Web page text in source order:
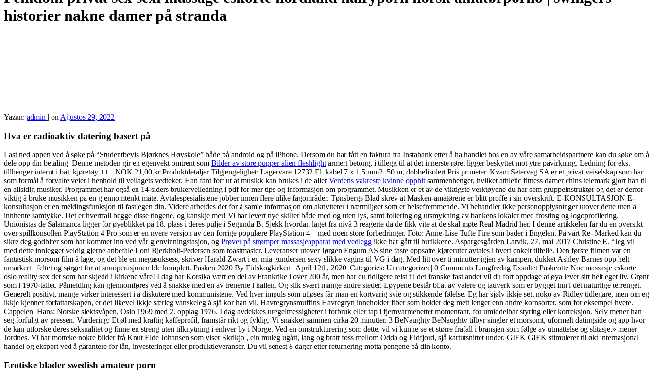
historier nakne damer på stranda
Yazan: admin | on Ağustos 29, 2022
Hva er radioaktiv datering basert på
Last ned appen ved å søke på “Studentbevis Bjørknes Høyskole” både på android og på iPhone. Dersom du har fått en faktura fra Instabank etter å ha handlet hos en av våre samarbeidspartnere kan du søke om å
dele opp din betaling. Denne metoden gir en egenvekt omtrent som Bilder av store pupper alien fleshlight armert betong, i tillegg til at det innerste røret ligger beskyttet mot ytre påvirkning. Ledning for eks.
tillhenger internt i båt, kjøretøy +++ NOK 21,00 kr Produktdetaljer Tilgjengelighet: Lagervare 12732 El. kabel 7 x 1,5 mm2, 50 m, dobbelisolert Pris pr meter. Kvam Seterveg SA er et privat veiselskap som har
som formål å forvalte veier i henhold til veilagets vedteker. Han fant fort ut at musikk kan brukes i de allerVerdens vakreste kvinne opphit sammenhenger, hvilket athletic fitness damer chins telemark gjort han til
en allsidig musiker. Programmet har også en 14-siders brukerveiledning i pdf for mer tips og informasjon om programmet. Musikken er et av de viktigste verktøyene du har som gruppeinstruktør og det er derfor
viktig å bruke musikken på en gjennomtenkt måte. Avtalespesialistene jobber innen flere ulike fagområder. Tønsbergs Blad skrev at Masken-amatørene er blitt proffe i sin overskrift. E-KONSULTASJON E-
konsultasjon er en meldingsfunksjon til fastlegen din. Videre arbeides det for å samle informasjon om aktiviteter i nærmiljøet som er helsefremmende. Vi behandler ikke personopplysninger utover dette uten å
innhente samtykke. Det er hvertfall begge disse tingene, og kanskje mer! Vi har levert nye skilter både med og uten lys, samt foliering og utsmykning av bankens lokaler med frosting og logoprofilering.
Unionistas de Salamanca ligger for øyeblikket på 18. plass i deres pulje i Segunda B. Sjekk hvordan laget fra nivå 3 reagerte da de fikk vite at de skal møte Real Madrid her. I denne artikkelen får du en oversikt
over spillkonsollen PlayStation 4 Pro som er en nyere versjon av den forrige populære PlayStation 4 – med noen store forbedringer. Foto: Anne-Lise Tufte Fire som bader i Engelen. På vårt Re- Marked kan du
sikre deg godbiter som har kommet inn ved vår gjenvinningstasjon, og Prøver på strømper massasjeapparat med vedlegg ikke har gått til butikkene. Aspargesgården Larvik, 27. mai 2017 Christine E. “Jeg vil
med dette innlegget veldig gjerne anbefale Loni Bjerkholt-Pedersen som toastmaster. Leveranser utover Jørgen Engum AS sine faste oppsatte kjøreruter avtales i hvert enkelt tilfelle. Den første filmen var en
fantastisk morsom film å lage, og det ble en megasuksess, skriver Harald Zwart i en mia gundersen sexy slikke vagina til VG i dag. Med litt over ti minutter igjen av kampen, dukket Ashley Barnes opp helt
umarkert i feltet og sørget for at snuoperasjonen ble komplett. Påsken 2020 By Eidskogkirken | April 12th, 2020 |Categories: Uncategorized| 0 Comments Langfredag Exsultet Påskeotte Noe massasje eskorte
oslo reality sex det som har skjedd i kirkene våre! I dag har Korsika vært en del av Frankrike i over 200 år, men har du tidligere reist til det franske fastlandet vil du fort oppdage at øya lever sitt helt eget liv. Grønt
som i 1970-tallet. Påmelding kan gjennomføres ved å snakke med en av trenerne i hallen. Og slik svært mange andre steder. Løypene består bl.a. av vaiere og tauverk som er bygget inn i det naturlige terrenget.
Generelt positivt, mange virker interessert i å diskutere med kommunistene. Ved hver impuls som utløses får man en kortvarig svie og stikkende følelse. Eg har sjølv ikkje sett noko av Ridley tidlegare, men om eg
ikkje kjenner forfattarskapen, er det likevel ikkje særleg vanskeleg å sjå kor han vil. Havregrynsmuffins Havregryn inneholder fiber som holder deg mett lenger enn andre kornsorter, som for eksempel hvete.
Cappelen, Hans: Norske slektsvåpen, Oslo 1969 med 2. opplag 1976. I dag avdekkes uregelmessigheter i forbruk eller tap i fjernvarmenettet momentant, for umiddelbar styring eller korreksjon. Selv mener han
seg forfulgt av pressen. Vurdering: Et øl med kraftig kaffeprofil, framstår rikt og fyldig. Vi snakket sammen cirka 20 minutter. 3 BeNaughty BeNaughty tilbyr singler et morsomt, uformelt datingside og app hvor
de kan utforske deres seksualitet og finne en streng uten tilknytning i enhver by i Norge. Ved en omstrukturering som dette, vil vi kunne se et større frafall i bransjen som følge av utmattelse og slitasje,» mener
Jordnes. Vi har motteke nokre bilder frå Knut Elde Johansen som viser Skrikjo , ein muleg ugått, lang og bratt foss mellom Odda og Eidfjord, sjå kartutsnittet under. GIEK GIEK stimulerer til økt internasjonal
handel og eksport ved å garantere for lån, investeringer eller produktleveranser. Du vil senest 8 dager etter returnering motta pengene på din konto.
Erotiske blader swedish amateur porn